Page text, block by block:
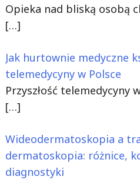
Opieka nad bliską osobą
[…]
Jak hurtownie medyczne
telemedycyny w Polsce
Przyszłość telemedycyny
[…]
Wideodermatoskopia a
dermatoskopia: różnice,
diagnostyki